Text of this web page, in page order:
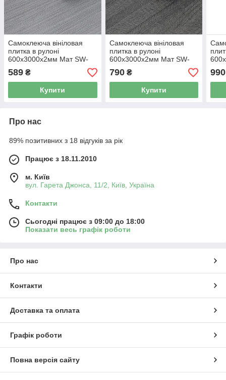
Самоклеюча вініловая
плитка в рулоні
600х3000х2мм Мат SW-
00002055
589 ₴
Купити
Самоклеюча вініловая
плитка в рулоні
600х3000х2мм Мат SW-
00002025
790₴
Купити
990
Про нас
89% позитивних з 18 відгуків за рік
Працює з 18.11.2010
м. Київ
вул. Гарета Джонса, 11/2, Київ, Україна
Контакти
Сьогодні працює з 09:00 до 18:00
Показати весь графік роботи
Про нас
Контакти
Доставка та оплата
Графік роботи
Повна версія сайту